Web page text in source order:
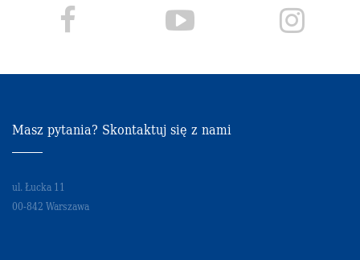
Masz pytania? Skontaktuj się z nami
ul. Łucka 11
00-842 Warszawa